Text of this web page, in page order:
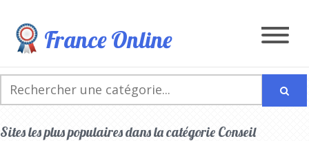
France Online
Sites les plus populaires dans la catégorie Conseil